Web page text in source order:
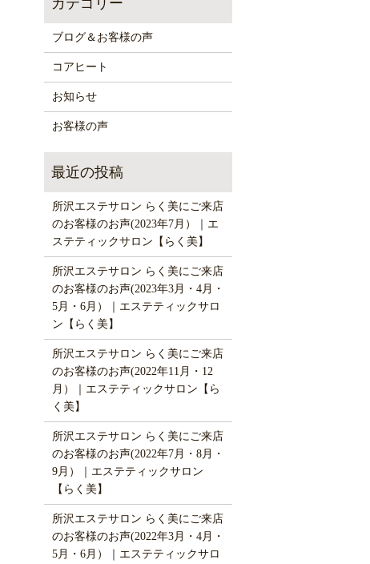
ブログ＆お客様の声
コアヒート
お知らせ
お客様の声
所沢エステサロン らく美にご来店
のお客様のお声(2023年7月）｜エ
ステティックサロン【らく美】
所沢エステサロン らく美にご来店
のお客様のお声(2023年3月・4月・
5月・6月）｜エステティックサロ
ン【らく美】
所沢エステサロン らく美にご来店
のお客様のお声(2022年11月・12
月）｜エステティックサロン【ら
く美】
所沢エステサロン らく美にご来店
のお客様のお声(2022年7月・8月・
9月）｜エステティックサロン
【らく美】
所沢エステサロン らく美にご来店
のお客様のお声(2022年3月・4月・
5月・6月）｜エステティックサロ